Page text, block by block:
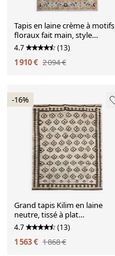
Tapis en laine crème à motifs
floraux fait main, style
oriental moderne pour salon
4.7 (13)
1 910 € 2 094 €
-16%
Grand tapis Kilim en laine
neutre, tissé à plat
géométrique tribal fait main
294 x 259 cm
4.7 (13)
1 563 € 1 868 €